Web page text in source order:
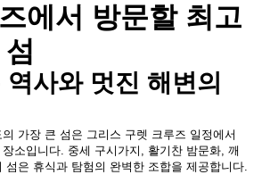
에서 방문할 최고
사와 멋진 해변의
가장 큰 섬은 그리스 구렛 크루즈 일정에서
소입니다. 중세 구시가지, 활기찬 밤문화, 깨
섬은 휴식과 탐험의 완벽한 조합을 제공합니다.